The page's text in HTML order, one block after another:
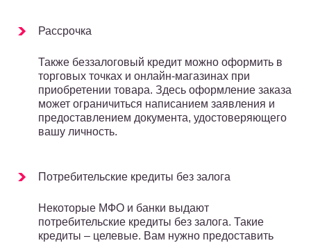
Рассрочка
Также беззалоговый кредит можно оформить в
торговых точках и онлайн-магазинах при
приобретении товара. Здесь оформление заказа
может ограничиться написанием заявления и
предоставлением документа, удостоверяющего
вашу личность.
Потребительские кредиты без залога
Некоторые МФО и банки выдают
потребительские кредиты без залога. Такие
кредиты – целевые. Вам нужно предоставить